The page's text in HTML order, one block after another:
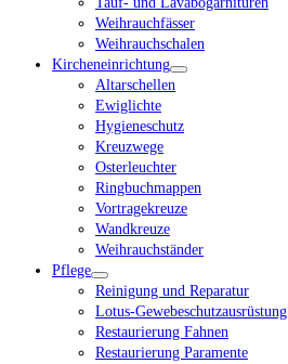
Weihrauchfässer
Weihrauchschalen
Kircheneinrichtung
Altarschellen
Ewiglichte
Hygieneschutz
Kreuzwege
Osterleuchter
Ringbuchmappen
Vortragekreuze
Wandkreuze
Weihrauchständer
Pflege
Reinigung und Reparatur
Lotus-Gewebeschutzausrüstung
Restaurierung Fahnen
Restaurierung Paramente